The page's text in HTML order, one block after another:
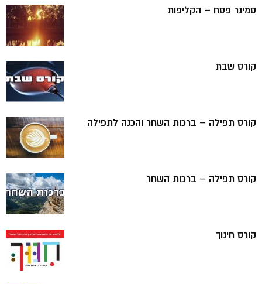
סמינר פסח – הקליפות
קורס שבת
קורס תפילה – ברכות השחר והכנה לתפילה
קורס תפילה – ברכות השחר
קורס חינוך